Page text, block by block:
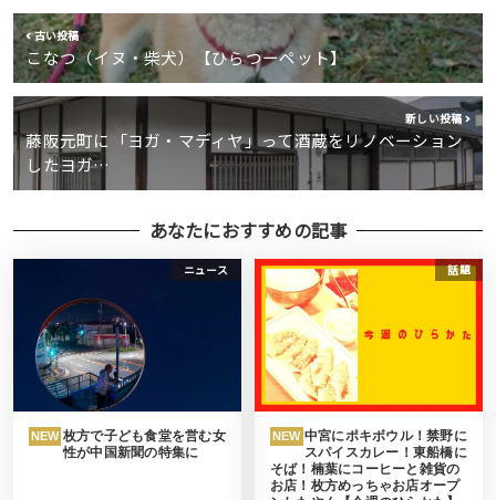
古い投稿
こなつ（イヌ・柴犬）【ひらつーペット】
新しい投稿
藤阪元町に「ヨガ・マディヤ」って酒蔵をリノベーション
したヨガ…
あなたにおすすめの記事
ニュース
NEW 枚方で子ども食堂を営む女
性が中国新聞の特集に
話題
NEW 中宮にポキボウル！禁野に
スパイスカレー！東船橋に
そば！楠葉にコーヒーと雑貨の
お店！枚方めっちゃお店オープ